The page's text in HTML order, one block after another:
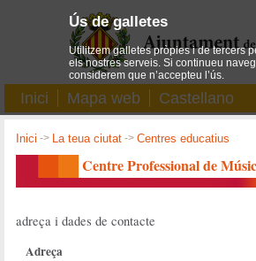
Inici Mapa web Castellano
Inici -> La teua ciutat ->Centres educatius
Centre Professional de
adreça i dades de contacte
Adreça
Ús de galletes
Utilitzem galletes pròpies i de tercers
els nostres serveis. Si continueu
considerem que n’accepteu l’ús.